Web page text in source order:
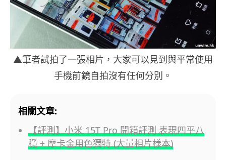
▲筆者試拍了一張相片，大家可以見到與平常使用
手機前鏡自拍沒有任何分別。
相關文章:
【評測】小米 15T Pro 開箱評測 表現四平八
穩 + 摩卡金用色獨特 (大量相片樣本)